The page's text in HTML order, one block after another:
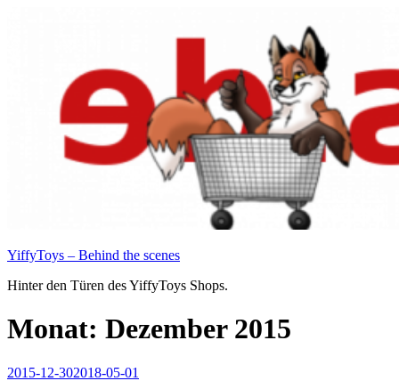
YiffyToys – Behind the scenes
Hinter den Türen des YiffyToys Shops.
Monat: Dezember 2015
Veröffentlicht
2015-12-302018-05-01